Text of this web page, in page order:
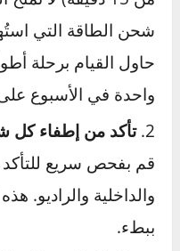
يتراوح بين[اكتب نطاق
أمريكي].
عمر بطاريتك